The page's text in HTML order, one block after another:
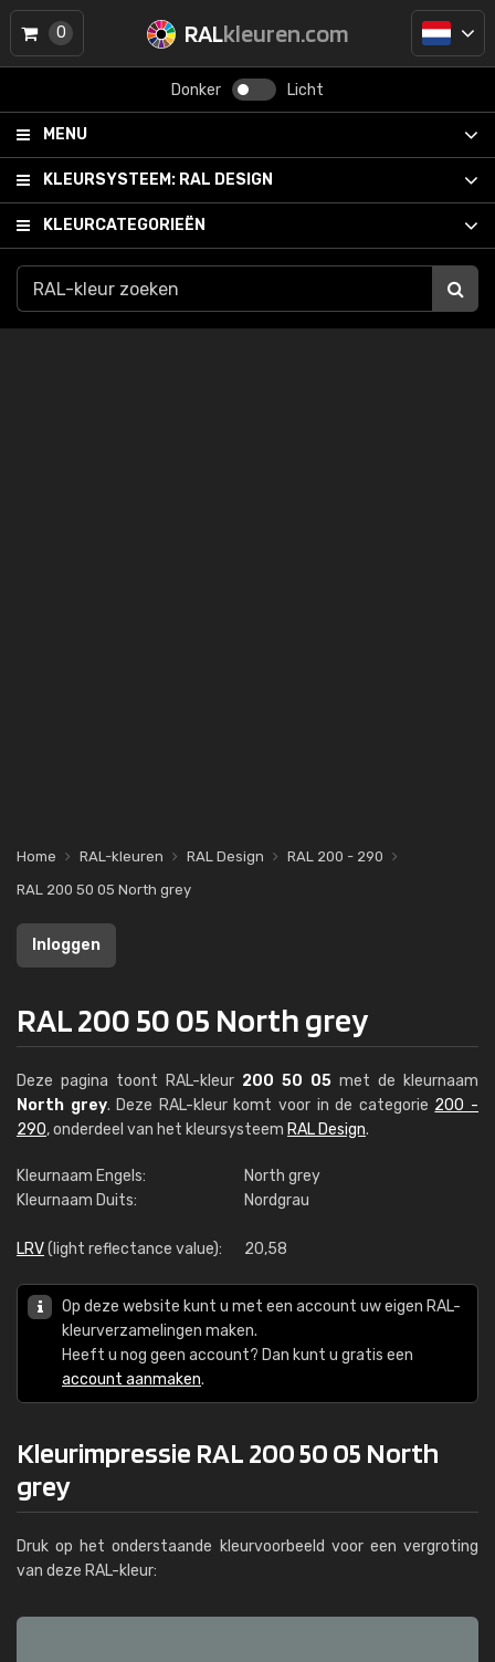
RALkleuren.com
Donker Licht
MENU
KLEURSYSTEEM: RAL DESIGN
KLEURCATEGORIEËN
0
Home RAL-kleuren RAL Design
RAL 200 - 290
RAL 200 50 05 North grey
Inloggen
RAL 200 50 05 North grey
Deze pagina toont RAL-kleur 200 50 05 met de kleurnaam
North grey. Deze RAL-kleur komt voor in de categorie 200 -
290, onderdeel van het kleursysteem RAL Design.
Kleurnaam Engels:
North grey
Kleurnaam Duits:
Nordgrau
LRV(light reflectance value): 20,58
Op deze website kunt u met een account uw eigen RAL-
kleurverzamelingen maken.
Heeft u nog geen account? Dan kunt u gratis een
account aanmaken.
Kleurimpressie RAL 200 50 05 North
grey
Druk op het onderstaande kleurvoorbeeld voor een vergroting
van deze RAL-kleur: